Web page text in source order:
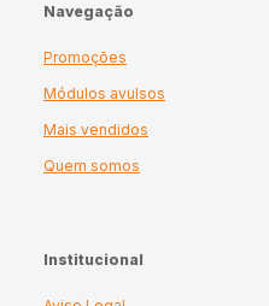
Navegação
Promoções
Módulos avulsos
Mais vendidos
Quem somos
Institucional